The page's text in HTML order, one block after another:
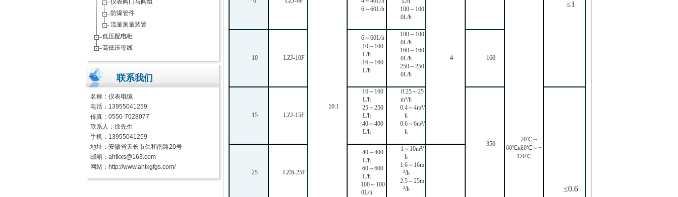
10:1
-20℃～+
60℃或0℃～+
120℃
≤1
6～60L/h
100～100
0L/h
4
10 LZJ-10F
6～60L/h
10～100
L/h
16～160
L/h
100～100
0L/h
160～160
0L/h
250～250
0L/h
160
15 LZJ-15F
16～160
L/h
25～250
L/h
40～400
L/h
0.25～25
m³/h
0.4～4m³/
h
0.6～6m³/
h
350
≤0.6
25 LZB-25F
40～400
L/h
60～600
L/h
100～100
0L/h
1～10m³/
h
1.6～16m
³/h
2.5～25m
³/h
仪表阀门与阀组
防爆管件
流量测量装置
低压配电柜
高低压母线
联系我们
名称： 仪表电缆
电话：13955041259
传真：0550-7028077
联系人：徐先生
手机：13955041259
地址：安徽省天长市仁和南路20号
邮箱：ahtkxs@163.com
网站： http://www.ahtkgfgs.com/